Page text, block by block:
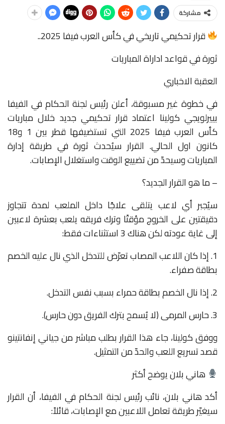
مشاركة
قرار تحكيمي تاريخي في كأس العرب فيفا 2025..
ثورة في قواعد اداراة المباريات
العقبة الاخباري
في خطوة غير مسبوقة، أعلن رئيس لجنة الحكام في الفيفا
بييرلويجي كولينا اعتماد قرار تحكيمي جديد خلال مباريات
كأس العرب فيفا 2025 التي تستضيفها قطر بين 1 و18
كانون اول الحالي. القرار سيُحدث ثورة في طريقة إدارة
المباريات وسيحدّ من تضييع الوقت واستغلال الإصابات.
– ما هو القرار الجديد؟
سيُجبر أي لاعب يتلقى علاجًا داخل الملعب لمدة تتجاوز
دقيقتين على الخروج مؤقتًا وترك فريقه يلعب بعشرة لاعبين
إلى غاية عودته لكن هناك 3 استثناءات فقط:
1. إذا كان اللاعب المصاب تعرّض للتدخل الذي نال عليه الخصم
بطاقة صفراء.
2. إذا نال الخصم بطاقة حمراء بسبب نفس التدخل.
3. حارس المرمى (لا يُسمح بترك الفريق دون حارس).
ووفق كولينا، جاء هذا القرار بطلب مباشر من جياني إنفانتينو
قصد تسريع اللعب والحدّ من التمثيل.
هاني بلان يوضح أكثر
أكد هاني بلان، نائب رئيس لجنة الحكام في الفيفا، أن القرار
سيغيّر طريقة تعامل اللاعبين مع الإصابات، قائلاً: